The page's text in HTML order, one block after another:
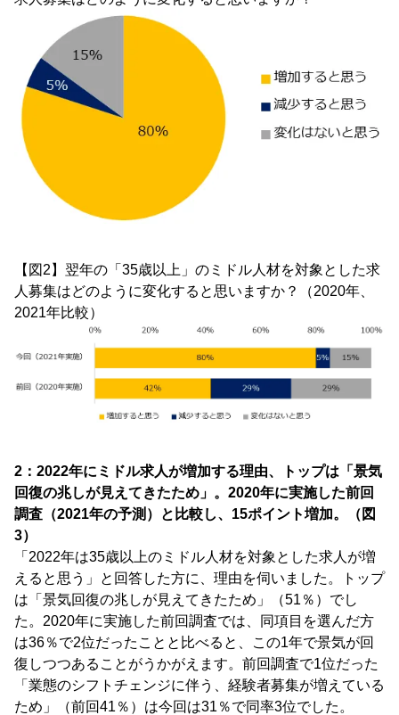
【図2】翌年の「35歳以上」のミドル人材を対象とした求
人募集はどのように変化すると思いますか？（2020年、
2021年比較）
2：2022年にミドル求人が増加する理由、トップは「景気
回復の兆しが見えてきたため」。2020年に実施した前回
調査（2021年の予測）と比較し、15ポイント増加。（図
3）
「2022年は35歳以上のミドル人材を対象とした求人が増
えると思う」と回答した方に、理由を伺いました。トップ
は「景気回復の兆しが見えてきたため」（51％）でし
た。2020年に実施した前回調査では、同項目を選んだ方
は36％で2位だったことと比べると、この1年で景気が回
復しつつあることがうかがえます。前回調査で1位だった
「業態のシフトチェンジに伴う、経験者募集が増えている
ため」（前回41％）は今回は31％で同率3位でした。